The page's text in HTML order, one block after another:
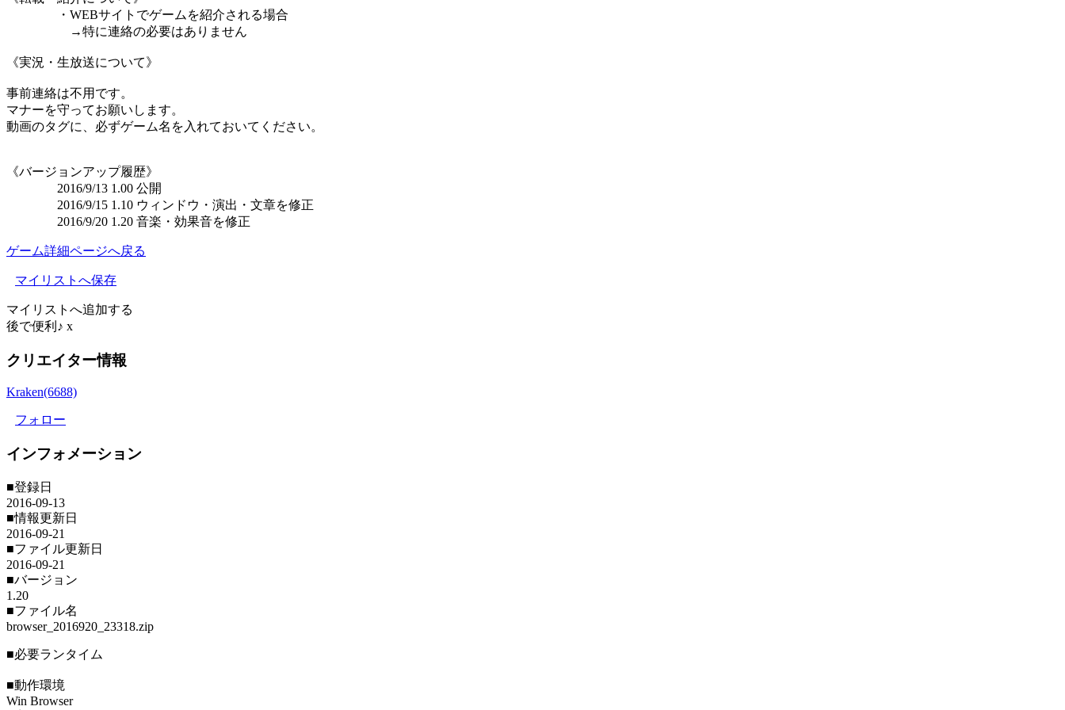
・WEBサイトでゲームを紹介される場合
→特に連絡の必要はありません
《実況・生放送について》
事前連絡は不用です。
マナーを守ってお願いします。
動画のタグに、必ずゲーム名を入れておいてください。
《バージョンアップ履歴》
2016/9/13 1.00 公開
2016/9/15 1.10 ウィンドウ・演出・文章を修正
2016/9/20 1.20 音楽・効果音を修正
ゲーム詳細ページへ戻る
マイリストへ保存
マイリストへ追加する
後で便利♪ x
クリエイター情報
Kraken(6688)
フォロー
インフォメーション
■登録日
2016-09-13
■情報更新日
2016-09-21
■ファイル更新日
2016-09-21
■バージョン
1.20
■ファイル名
browser_2016920_23318.zip
■必要ランタイム
■動作環境
Win Browser